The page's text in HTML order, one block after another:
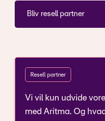
Bliv resell partner
Resell partner
Vi vil kun udvide
med Aritma. Og